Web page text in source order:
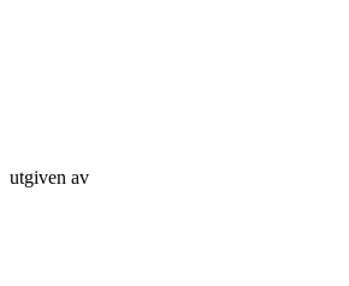
utgiven av